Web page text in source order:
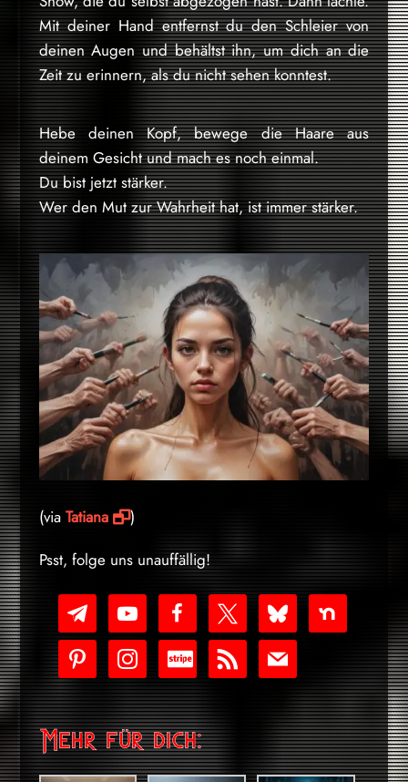
Mit deiner Hand entfernst du den Schleier von
deinen Augen und behältst ihn, um dich an die
Zeit zu erinnern, als du nicht sehen konntest.
Hebe deinen Kopf, bewege die Haare aus
deinem Gesicht und mach es noch einmal.
Du bist jetzt stärker.
Wer den Mut zur Wahrheit hat, ist immer stärker.
(via Tatiana
)
Psst, folge uns unauffällig!
telegram
youtube-
play
facebook bluesky nextdoor
pinterest instagramcc-
stripe
rss mail
Mehr für dich: